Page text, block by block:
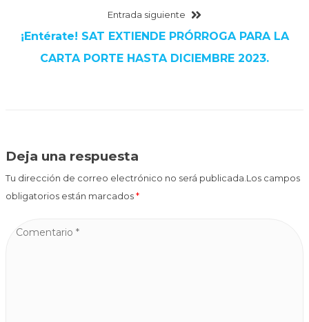
Entrada siguiente
¡Entérate! SAT EXTIENDE PRÓRROGA PARA LA
CARTA PORTE HASTA DICIEMBRE 2023.
Deja una respuesta
Tu dirección de correo electrónico no será publicada.Los campos
obligatorios están marcados*